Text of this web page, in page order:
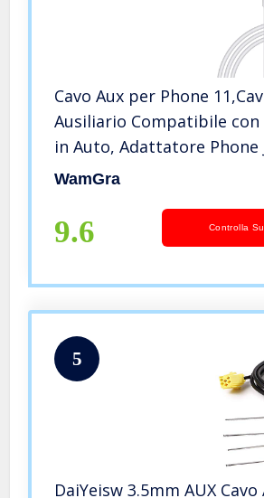
Cavo Aux per Phone
Ausiliario Compatibile
in Auto, Adattatore Phone
Compatibile Con Phone 7
Altoparlanti, Cuffie,
WamGra
9.6 Controlla
5
DaiYeisw 3.5mm AUX Cavo